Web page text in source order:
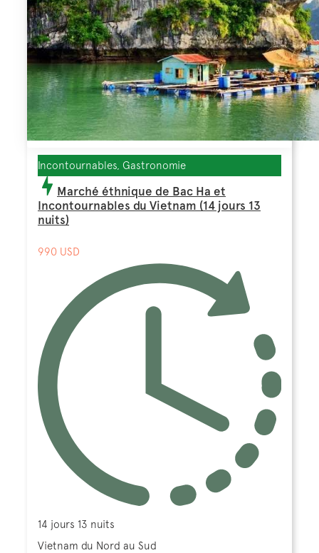
Incontournables, Gastronomie
Marché éthnique de Bac Ha et
Incontournables du Vietnam (14 jours 13
nuits)
990 USD
14 jours 13 nuits
Vietnam du Nord au Sud